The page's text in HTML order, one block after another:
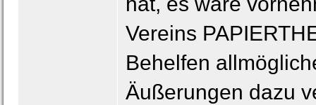
Vereins
Behelfen
Äußerungen dazu